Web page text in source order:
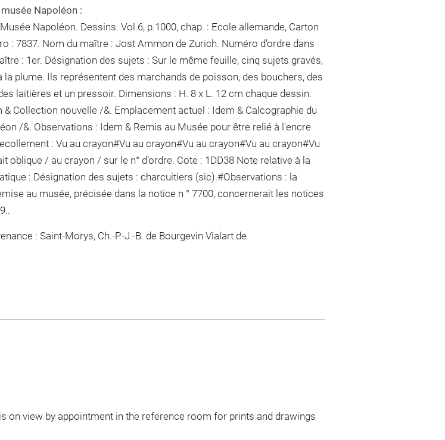
Napoléon :
Napoléon. Dessins. Vol.6, p.1000, chap. : Ecole allemande, Carton
: 7837. Nom du maître : Jost Ammon de Zurich. Numéro d'ordre dans
: 1er. Désignation des sujets : Sur le même feuille, cinq sujets gravés,
la plume. Ils représentent des marchands de poisson, des bouchers, des
laitières et un pressoir. Dimensions : H. 8 x L. 12 cm chaque dessin.
& Collection nouvelle /&. Emplacement actuel : Idem & Calcographie du
/&. Observations : Idem & Remis au Musée pour être relié à l'encre
: Vu au crayon#Vu au crayon#Vu au crayon#Vu au crayon#Vu
oblique / au crayon / sur le n° d'ordre. Cote : 1DD38 Note relative à la
: Désignation des sujets : charcuitiers (sic).#Observations : la
au musée, précisée dans la notice n ° 7700, concernerait les notices
: Saint-Morys, Ch.-P.-J.-B. de Bourgevin Vialart de
on view by appointment in the reference room for prints and drawings